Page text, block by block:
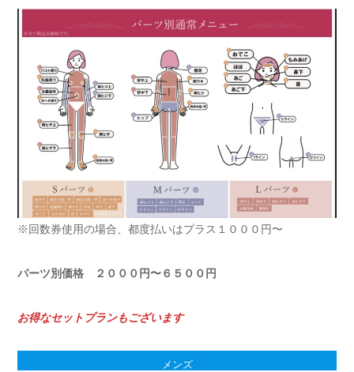
※回数券使用の場合、都度払いはプラス１０００円〜
パーツ別価格 ２０００円〜６５００円
お得なセットプランもございます
メンズ